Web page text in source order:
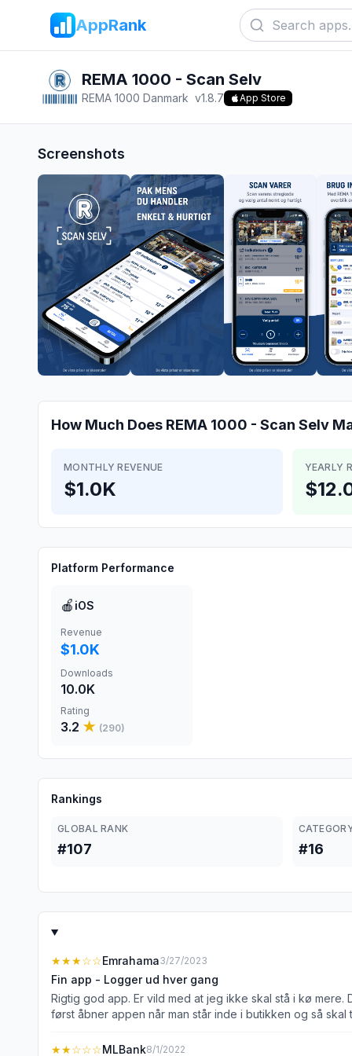
AppRank
REMA 1000 - Scan Selv
REMA 1000 Danmark v1.8.7 App Store
Screenshots
How Much Does REMA 1000 - Scan Selv
MONTHLY REVENUE
$1.0K
YEARLY
Platform Performance
🍎 iOS
Revenue
$1.0K
Downloads
10.0K
Rating
3.2 ★ (290)
Rankings
GLOBAL RANK
#107 #16
★★★☆☆Emrahama3/27/2023
Fin app - Logger ud hver gang
Rigtig god app. Er vild med at jeg ikke skal stå i kø
først åbner appen når man står inde i butikken og så
appen. Er det noget I forventer at fikse snart? Hvis det bliver fikset får I 5 stjerner fra mig. Opdatering: Tak for dit svar
★★☆☆☆MLBank8/1/2022